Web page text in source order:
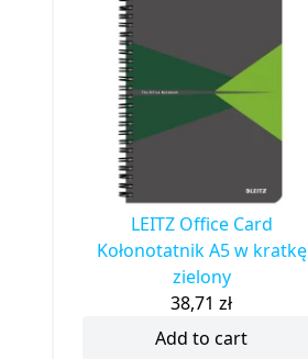
LEITZ Office Card
Kołonotatnik A5 w kratkę
zielony
38,71zł
Add to cart